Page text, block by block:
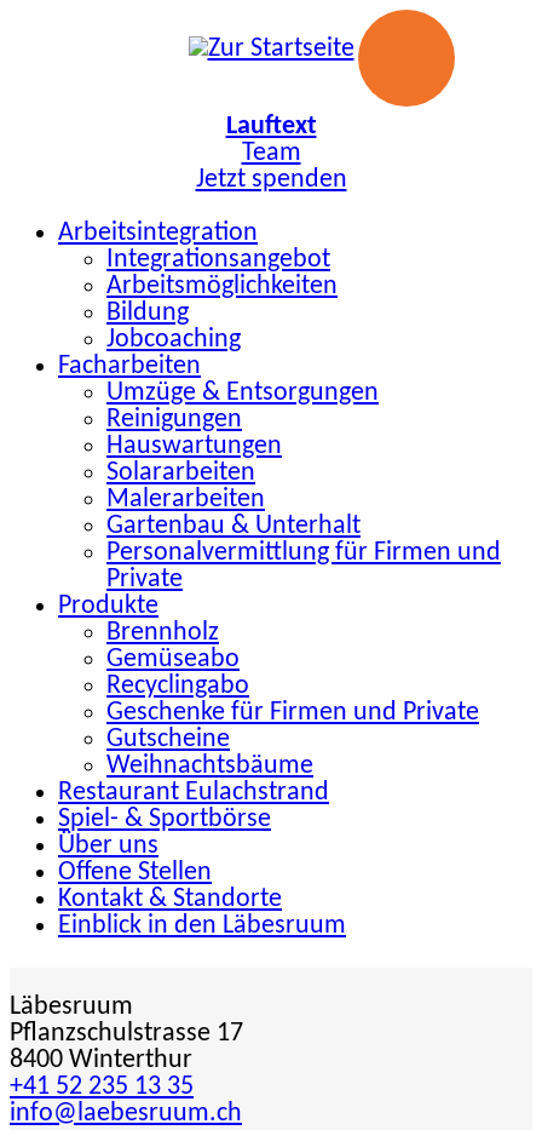
Lauftext
Team
Jetzt spenden
Arbeitsintegration
Integrationsangebot
Arbeitsmöglichkeiten
Bildung
Jobcoaching
Facharbeiten
Umzüge & Entsorgungen
Reinigungen
Hauswartungen
Solararbeiten
Malerarbeiten
Gartenbau & Unterhalt
Personalvermittlung für Firmen und
Private
Produkte
Brennholz
Gemüseabo
Recyclingabo
Geschenke für Firmen und Private
Gutscheine
Weihnachtsbäume
Restaurant Eulachstrand
Spiel- & Sportbörse
Über uns
Offene Stellen
Kontakt & Standorte
Einblick in den Läbesruum
Läbesruum
Pflanzschulstrasse 17
8400 Winterthur
+41 52 235 13 35
info@laebesruum.ch